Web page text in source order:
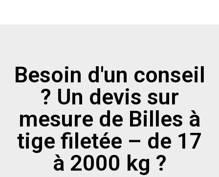
Besoin d'un conseil
? Un devis sur
mesure de Billes à
tige filetée – de 17
à 2000 kg ?